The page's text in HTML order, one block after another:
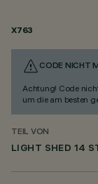
X763
CODE NICHT
Achtung! Code
um die am besten
TEIL VON
LIGHT SHED 14